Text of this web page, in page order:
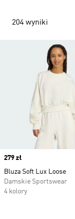
204 wyniki
Price
279 zł
Bluza Soft Lux Loose
Damskie Sportswear
4 kolory